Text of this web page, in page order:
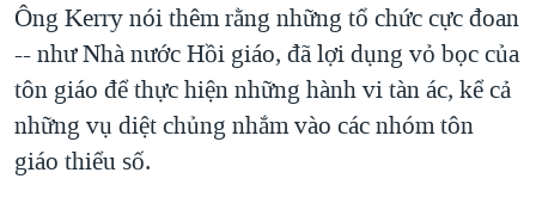
Ông Kerry nói thêm rằng những tổ chức cực đoan
-- như Nhà nước Hồi giáo, đã lợi dụng vỏ bọc của
tôn giáo để thực hiện những hành vi tàn ác, kể cả
những vụ diệt chủng nhắm vào các nhóm tôn
giáo thiểu số.